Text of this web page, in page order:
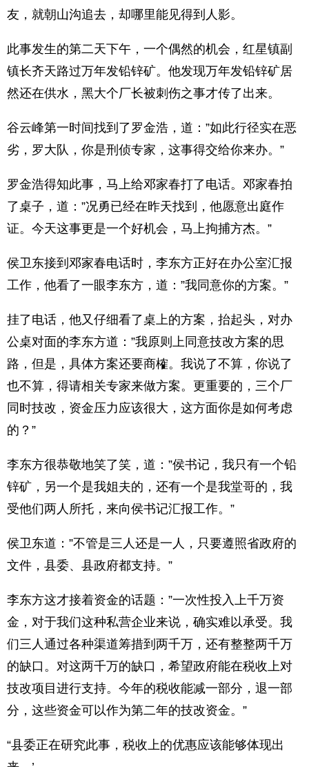
友，就朝山沟追去，却哪里能见得到人影。
此事发生的第二天下午，一个偶然的机会，红星镇副
镇长齐天路过万年发铅锌矿。他发现万年发铅锌矿居
然还在供水，黑大个厂长被刺伤之事才传了出来。
谷云峰第一时间找到了罗金浩，道：”如此行径实在恶
劣，罗大队，你是刑侦专家，这事得交给你来办。”
罗金浩得知此事，马上给邓家春打了电话。邓家春拍
了桌子，道：”况勇已经在昨天找到，他愿意出庭作
证。今天这事更是一个好机会，马上拘捕方杰。”
侯卫东接到邓家春电话时，李东方正好在办公室汇报
工作，他看了一眼李东方，道：”我同意你的方案。”
挂了电话，他又仔细看了桌上的方案，抬起头，对办
公桌对面的李东方道：”我原则上同意技改方案的思
路，但是，具体方案还要商榷。我说了不算，你说了
也不算，得请相关专家来做方案。更重要的，三个厂
同时技改，资金压力应该很大，这方面你是如何考虑
的？”
李东方很恭敬地笑了笑，道：”侯书记，我只有一个铅
锌矿，另一个是我姐夫的，还有一个是我堂哥的，我
受他们两人所托，来向侯书记汇报工作。”
侯卫东道：”不管是三人还是一人，只要遵照省政府的
文件，县委、县政府都支持。”
李东方这才接着资金的话题：”一次性投入上千万资
金，对于我们这种私营企业来说，确实难以承受。我
们三人通过各种渠道筹措到两千万，还有整整两千万
的缺口。对这两千万的缺口，希望政府能在税收上对
技改项目进行支持。今年的税收能减一部分，退一部
分，这些资金可以作为第二年的技改资金。”
“县委正在研究此事，税收上的优惠应该能够体现出